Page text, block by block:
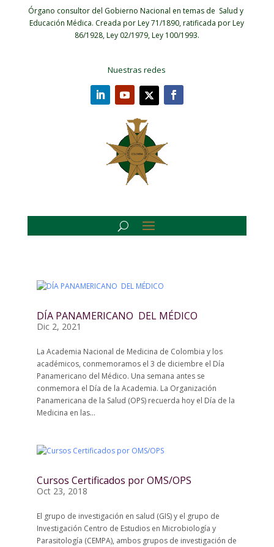
Órgano consultor del Gobierno Nacional en temas de Salud y
Educación Médica. Creada por Ley 71/1890, ratificada por Ley
86/1928, Ley 02/1979, Ley 100/1993.
Nuestras redes
DÍA PANAMERICANO DEL MÉDICO
Dic 2, 2021
La Academia Nacional de Medicina de Colombia y los
académicos, conmemoramos el 3 de diciembre el Día
Panamericano del Médico. Una semana antes se
conmemora el Día de la Academia. La Organización
Panamericana de la Salud (OPS) recuerda hoy el Día de la
Medicina en las...
Cursos Certificados por OMS/OPS
Oct 23, 2018
El grupo de investigación en salud (GIS) y el grupo de
Investigación Centro de Estudios en Microbiología y
Parasitología (CEMPA), ambos grupos de investigación de